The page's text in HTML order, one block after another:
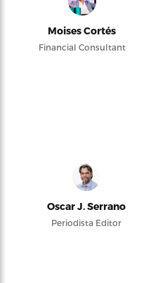
Moises Cortés
Financial Consultant
Oscar J. Serrano
Periodista Editor